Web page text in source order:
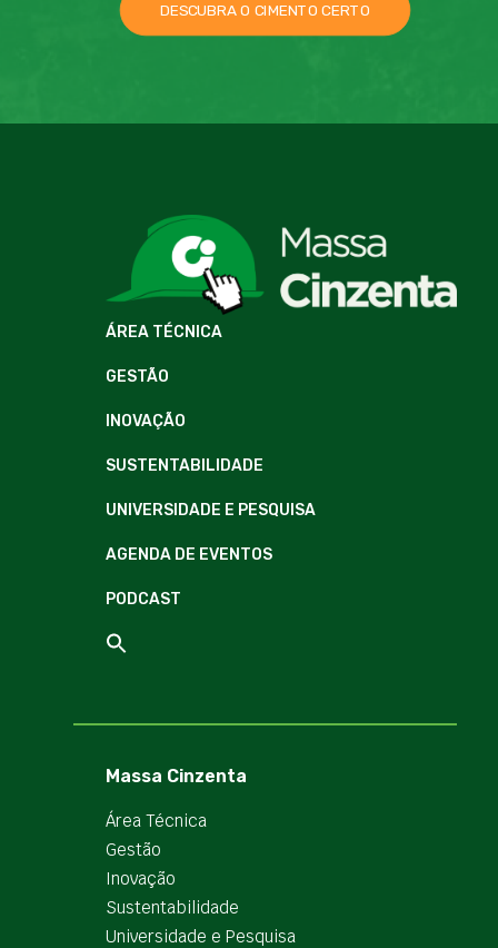
DESCUBRA O CIMENTO CERTO
ÁREA TÉCNICA
GESTÃO
INOVAÇÃO
SUSTENTABILIDADE
UNIVERSIDADE E PESQUISA
AGENDA DE EVENTOS
PODCAST
Massa Cinzenta
Área Técnica
Gestão
Inovação
Sustentabilidade
Universidade e Pesquisa